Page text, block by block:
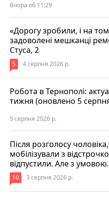
Вчора об 11:29
«Дорогу зробили, і на
задоволені мешканці
Стуса, 2
5 4 серпня 2026 р.
Робота в Тернополі:
тижня (оновлено 5
5 серпня 2026 р.
Після розголосу
мобілізували з
відпустили. Але з
10 3 серпня 2026 р.